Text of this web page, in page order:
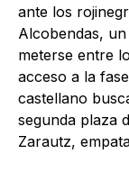
ante los
Alcobendas,
meterse entre
acceso a la
castellano
segunda plaza
Zarautz,